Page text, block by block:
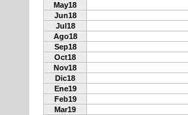
May18
Jun18
Jul18
Ago18
Sep18
Oct18
Nov18
Dic18
Ene19
Feb19
Mar19